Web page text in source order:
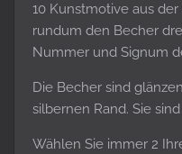
10 Kunstmotive aus der
rundum den Becher
Nummer und Signum
Die Becher sind
silbernen Rand. Sie
Wählen Sie immer 2